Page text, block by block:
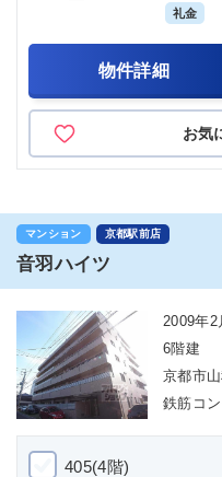
礼金
物件詳細
お気
マンション 京都駅前店
音羽ハイツ
2009年2
6階建
京都市
鉄筋コ
405(4階)